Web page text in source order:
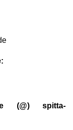
(@) spitta-